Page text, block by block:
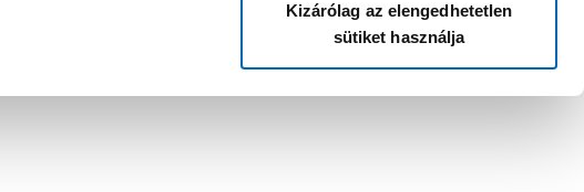
Kizárólag az elengedhetetlen
sütiket használja